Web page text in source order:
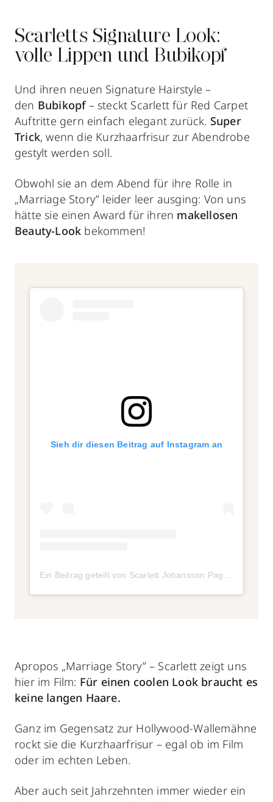
Scarletts Signature Look:
volle Lippen und Bubikopf
Und ihren neuen Signature Hairstyle –
den Bubikopf– steckt Scarlett für Red Carpet
Auftritte gern einfach elegant zurück. Super
Trick, wenn die Kurzhaarfrisur zur Abendrobe
gestylt werden soll.
Obwohl sie an dem Abend für ihre Rolle in
„Marriage Story” leider leer ausging: Von uns
hätte sie einen Award für ihren makellosen
Beauty-Look bekommen!
Sieh dir diesen Beitrag auf Instagram an
Apropos „Marriage Story” – Scarlett zeigt uns
hier im Film: Für einen coolen Look braucht es
keine langen Haare.
Ganz im Gegensatz zur Hollywood-Wallemähne
rockt sie die Kurzhaarfrisur – egal ob im Film
oder im echten Leben.
Aber auch seit Jahrzehnten immer wieder ein